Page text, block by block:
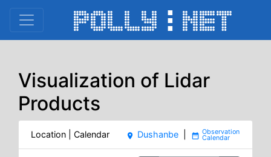
Visualization of Lidar
Products
Location | Calendar place Dushanbe date_range